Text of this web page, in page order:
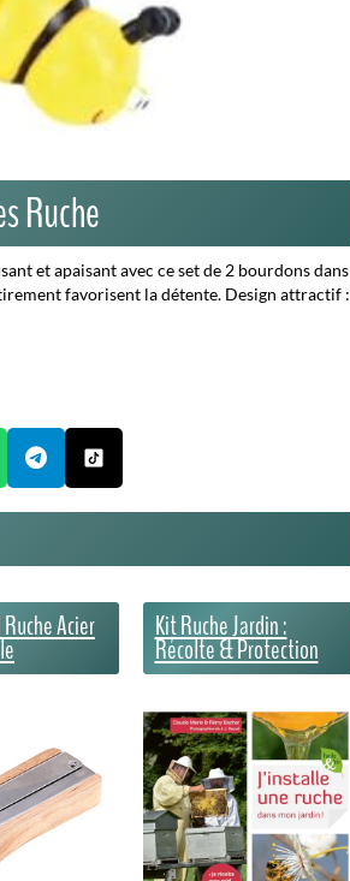
Ruche
et apaisant avec ce set de 2 bourdons dans
favorisent la détente. Design attractif :
Acier Kit Ruche Jardin :
Récolte & Protection